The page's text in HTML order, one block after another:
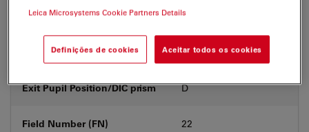
Correction Ring (CORR) -
Coverglass With & without
Exit Pupil Position/DIC prism D
Field Number (FN) 22
Leica Microsystems Cookie Partners Details
Definições de cookies Aceitar todos os cookies